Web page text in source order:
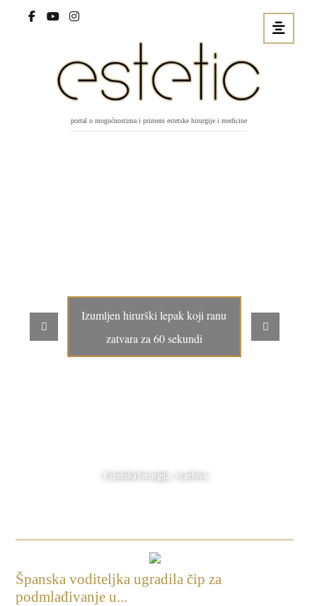
portal o mogućnostima i primeni estetske hirurgije i medicine
Izumljen hirurški lepak koji ranu
zatvara za 60 sekundi
Estetska hirurgija, Iz arhiva
Španska voditeljka ugradila čip za
podmlađivanje u...